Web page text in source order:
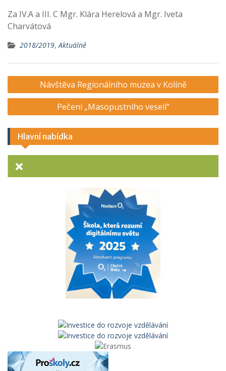
Za IV.A a III. C Mgr. Klára Herelová a Mgr. Iveta
Charvátová
2018/2019,Aktuálně
Navigace
pro
Návštěva Regionálního muzea v Kolíně
Pečení „Masopustního veselí“
Hlavní nabídka